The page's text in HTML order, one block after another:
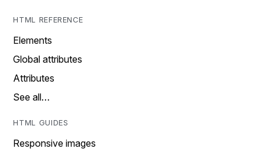
HTML REFERENCE
Elements
Global attributes
Attributes
See all…
HTML GUIDES
Responsive images